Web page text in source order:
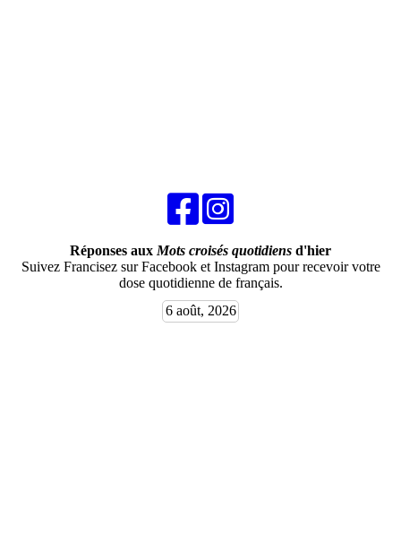
Réponses aux Mots croisés quotidiens d'hier
Suivez Francisez sur Facebook et Instagram pour recevoir votre
dose quotidienne de français.
6 août, 2026